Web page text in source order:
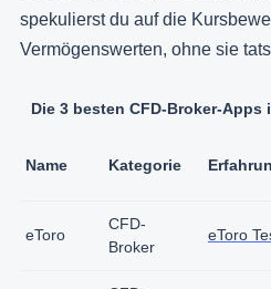
spekulierst du auf die
Vermögenswerten, ohne sie
Die 3 besten CFD-Broker-Apps
Name Kategorie
eToro
CFD-
Broker
eToro